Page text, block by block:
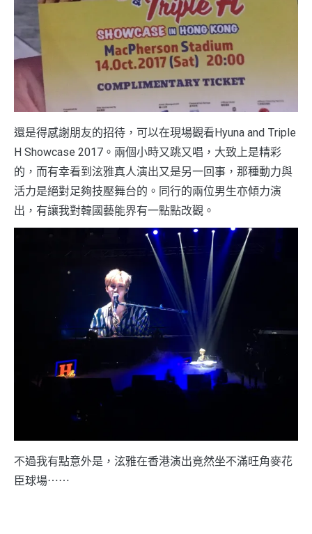
還是得感謝朋友的招待，可以在現場觀看Hyuna and Triple
H Showcase 2017。兩個小時又跳又唱，大致上是精彩
的，而有幸看到泫雅真人演出又是另一回事，那種動力與
活力是絕對足夠技壓舞台的。同行的兩位男生亦傾力演
出，有讓我對韓國藝能界有一點點改觀。
不過我有點意外是，泫雅在香港演出竟然坐不滿旺角麥花
臣球場⋯⋯